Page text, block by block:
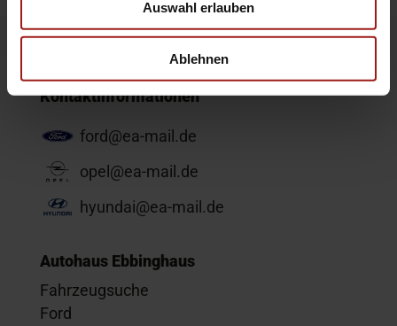
Auswahl erlauben
Ablehnen
Kontaktinformationen
ford@ea-mail.de
opel@ea-mail.de
hyundai@ea-mail.de
Autohaus Ebbinghaus
Fahrzeugsuche
Ford